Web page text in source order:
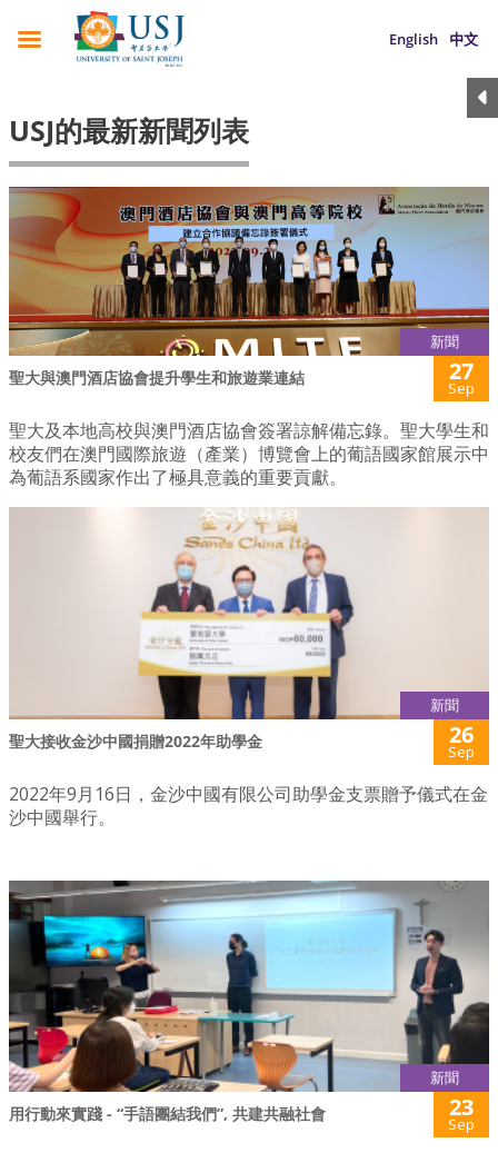
English 中文
USJ的最新新聞列表
新聞
聖大與澳門酒店協會提升學生和旅遊業連結 27
Sep
聖大及本地高校與澳門酒店協會簽署諒解備忘錄。聖大學生和
校友們在澳門國際旅遊（產業）博覽會上的葡語國家館展示中
為葡語系國家作出了極具意義的重要貢獻。
新聞
聖大接收金沙中國捐贈2022年助學金 26
Sep
2022年9月16日，金沙中國有限公司助學金支票贈予儀式在金
沙中國舉行。
新聞
用行動來實踐 - “手語團結我們”, 共建共融社會 23
Sep